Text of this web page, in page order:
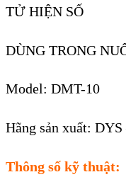
TỬ HIỆN SỐ
DÙNG TRONG
Model: DMT-10
Hãng sản xuất: DYS
Thông số kỹ thuật: